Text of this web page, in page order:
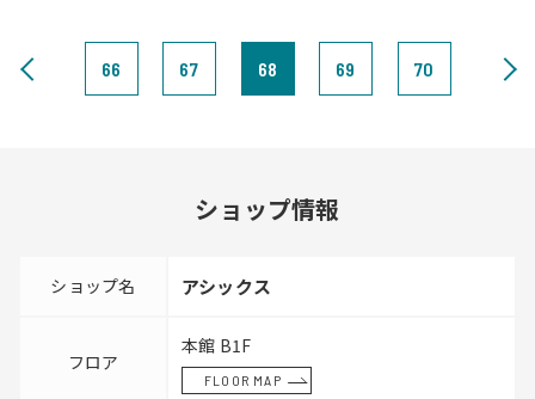
66 67 68 69 70
ショップ情報
ショップ名 アシックス
フロア
本館 B1F
FLOOR MAP